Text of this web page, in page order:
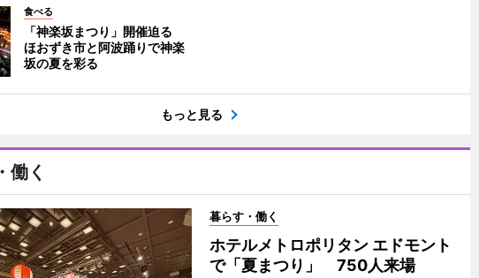
食べる
「神楽坂まつり」開催迫る
ほおずき市と阿波踊りで神楽
坂の夏を彩る
もっと見る
働く
暮らす・働く
ホテルメトロポリタン エドモント
で「夏まつり」 750人来場